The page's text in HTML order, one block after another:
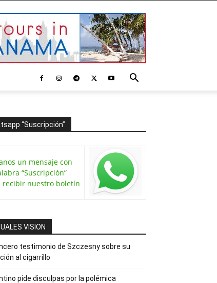
“Suscripción”
un mensaje con
“Suscripción”
recibir nuestro boletín
VISION
testimonio de Szczesny sobre su
al cigarrillo
pide disculpas por la polémica